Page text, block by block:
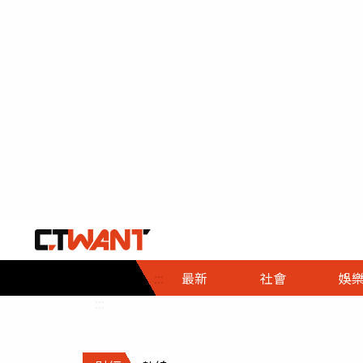
::: 最新 社會
社會首頁
時事
調查
娛樂
娛樂首頁
即時
財經首頁
熱線
政